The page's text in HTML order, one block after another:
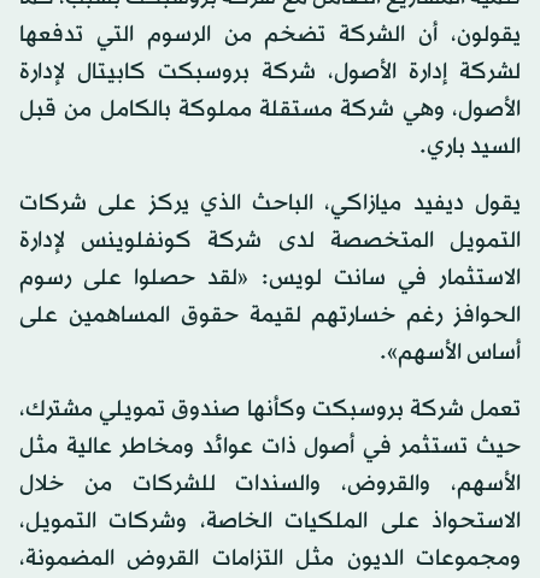
يقولون، أن الشركة تضخم من الرسوم التي تدفعها
لشركة إدارة الأصول، شركة بروسبكت كابيتال لإدارة
الأصول، وهي شركة مستقلة مملوكة بالكامل من قبل
السيد باري.
يقول ديفيد ميازاكي، الباحث الذي يركز على شركات
التمويل المتخصصة لدى شركة كونفلوينس لإدارة
الاستثمار في سانت لويس: «لقد حصلوا على رسوم
الحوافز رغم خسارتهم لقيمة حقوق المساهمين على
أساس الأسهم».
تعمل شركة بروسبكت وكأنها صندوق تمويلي مشترك،
حيث تستثمر في أصول ذات عوائد ومخاطر عالية مثل
الأسهم، والقروض، والسندات للشركات من خلال
الاستحواذ على الملكيات الخاصة، وشركات التمويل،
ومجموعات الديون مثل التزامات القروض المضمونة،